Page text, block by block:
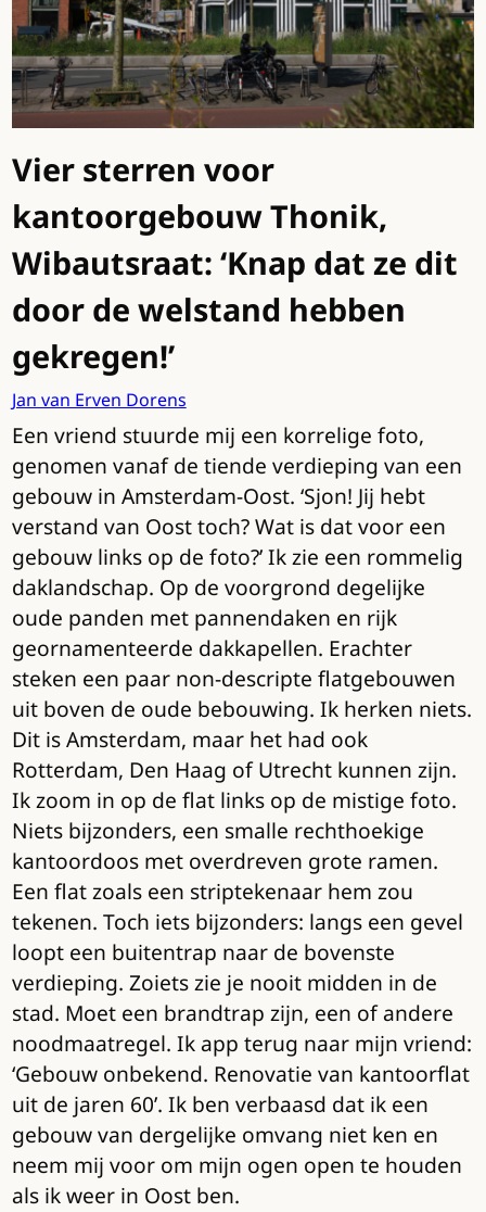
Vier sterren voor
kantoorgebouw Thonik,
Wibautsraat: ‘Knap dat ze dit
door de welstand hebben
gekregen!’
Jan van Erven Dorens
Een vriend stuurde mij een korrelige foto,
genomen vanaf de tiende verdieping van een
gebouw in Amsterdam-Oost. ‘Sjon! Jij hebt
verstand van Oost toch? Wat is dat voor een
gebouw links op de foto?’ Ik zie een rommelig
daklandschap. Op de voorgrond degelijke
oude panden met pannendaken en rijk
geornamenteerde dakkapellen. Erachter
steken een paar non-descripte flatgebouwen
uit boven de oude bebouwing. Ik herken niets.
Dit is Amsterdam, maar het had ook
Rotterdam, Den Haag of Utrecht kunnen zijn.
Ik zoom in op de flat links op de mistige foto.
Niets bijzonders, een smalle rechthoekige
kantoordoos met overdreven grote ramen.
Een flat zoals een striptekenaar hem zou
tekenen. Toch iets bijzonders: langs een gevel
loopt een buitentrap naar de bovenste
verdieping. Zoiets zie je nooit midden in de
stad. Moet een brandtrap zijn, een of andere
noodmaatregel. Ik app terug naar mijn vriend:
‘Gebouw onbekend. Renovatie van kantoorflat
uit de jaren 60’. Ik ben verbaasd dat ik een
gebouw van dergelijke omvang niet ken en
neem mij voor om mijn ogen open te houden
als ik weer in Oost ben.